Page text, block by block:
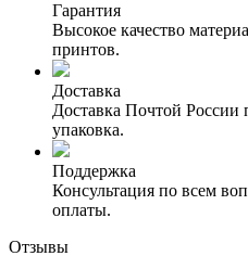
Гарантия
Высокое качество
принтов.
Доставка
Доставка Почтой России
упаковка.
Поддержка
Консультация по всем
оплаты.
Отзывы